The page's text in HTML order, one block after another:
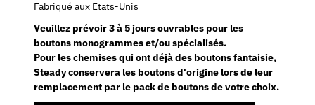
Fabriqué aux Etats-Unis
Veuillez prévoir 3 à 5 jours ouvrables pour les
boutons monogrammes et/ou spécialisés.
Pour les chemises qui ont déjà des boutons fantaisie,
Steady conservera les boutons d'origine lors de leur
remplacement par le pack de boutons de votre choix.